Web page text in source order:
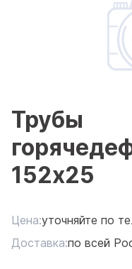
Трубы
152x25
Цена:уточняйте по
Доставка:по всей